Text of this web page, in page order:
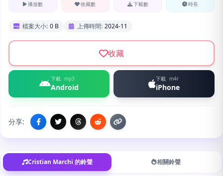
播放數 收藏數 下載數 時長
檔案大小: 0 B 上傳時間: 2024-11
收藏
下載 mp3
Android
下載 m4r
iPhone
分享:
Cristian Marchi 的鈴聲 相關鈴聲